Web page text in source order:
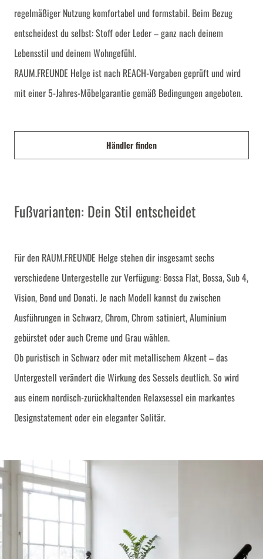
regelmäßiger Nutzung komfortabel und formstabil. Beim Bezug
entscheidest du selbst: Stoff oder Leder – ganz nach deinem
Lebensstil und deinem Wohngefühl.
RAUM.FREUNDE Helge ist nach REACH-Vorgaben geprüft und wird
mit einer 5-Jahres-Möbelgarantie gemäß Bedingungen angeboten.
Händler finden
Fußvarianten: Dein Stil entscheidet
Für den RAUM.FREUNDE Helge stehen dir insgesamt sechs
verschiedene Untergestelle zur Verfügung: Bossa Flat, Bossa, Sub 4,
Vision, Bond und Donati. Je nach Modell kannst du zwischen
Ausführungen in Schwarz, Chrom, Chrom satiniert, Aluminium
gebürstet oder auch Creme und Grau wählen.
Ob puristisch in Schwarz oder mit metallischem Akzent – das
Untergestell verändert die Wirkung des Sessels deutlich. So wird
aus einem nordisch-zurückhaltenden Relaxsessel ein markantes
Designstatement oder ein eleganter Solitär.